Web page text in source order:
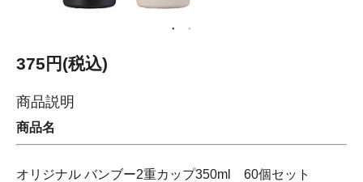
375円(税込)
商品説明
商品名
オリジナル バンブー2重カップ350ml 60個セット